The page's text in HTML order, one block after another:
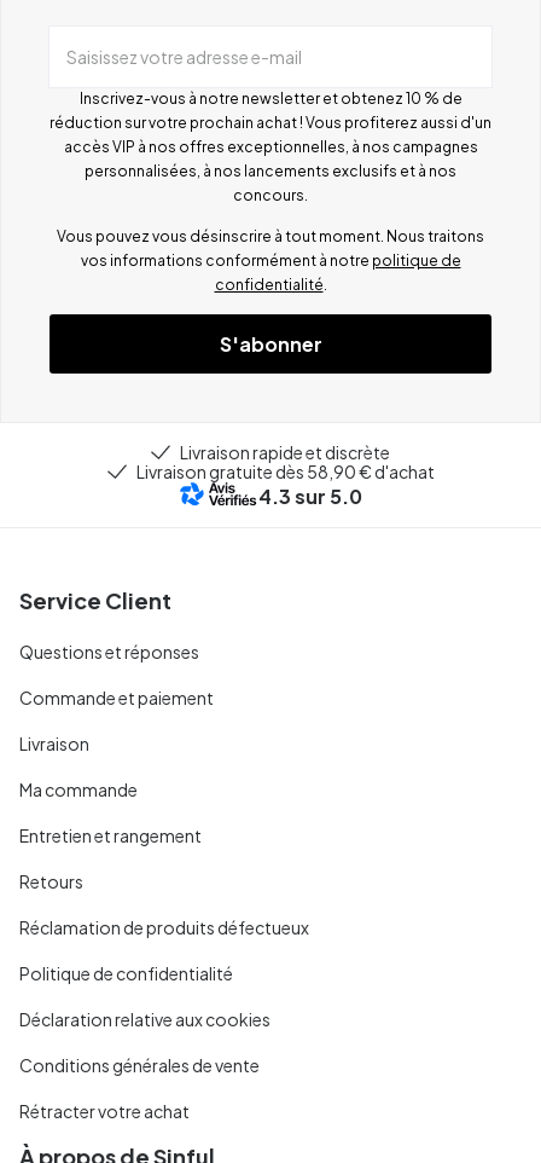
Saisissez votre adresse e-mail
Inscrivez-vous à notre newsletter et obtenez 10 % de
réduction sur votre prochain achat ! Vous profiterez aussi d'un
accès VIP à nos offres exceptionnelles, à nos campagnes
personnalisées, à nos lancements exclusifs et à nos
concours.
Vous pouvez vous désinscrire à tout moment. Nous traitons
vos informations conformément à notre politique de
confidentialité
S'abonner
Livraison rapide et discrète
Livraison gratuite dès 58,90 € d'achat
4.3sur 5.0
Service Client
Questions et réponses
Commande et paiement
Livraison
Ma commande
Entretien et rangement
Retours
Réclamation de produits défectueux
Politique de confidentialité
Déclaration relative aux cookies
Conditions générales de vente
Rétracter votre achat
À propos de Sinful